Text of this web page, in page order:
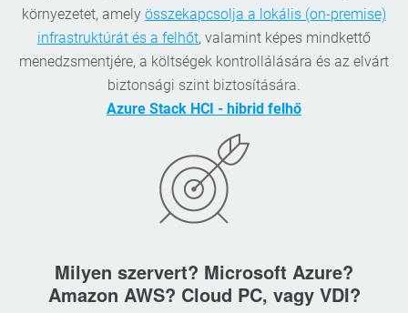
környezetet, amely összekapcsolja a lokális (on-premise)
infrastruktúrát és a felhőt, valamint képes mindkettő
menedzsmentjére, a költségek kontrollálására és az elvárt
biztonsági szint biztosítására.
Azure Stack HCI - hibrid felhő
Milyen szervert? Microsoft Azure?
Amazon AWS? Cloud PC, vagy VDI?